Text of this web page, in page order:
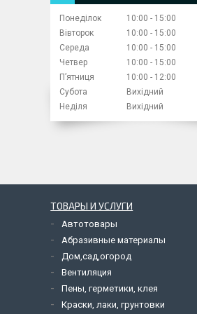
Понеділок 10:00
15:00
Вівторок
10:00
15:00
Середа
10:00
15:00
Четвер
10:00
15:00
Пʼятниця
10:00
12:00
Субота
Вихідний
Неділя
Вихідний
ТОВАРЫ И УСЛУГИ
Автотовары
Абразивные материалы
Дом,сад,огород
Вентиляция
Пены, герметики, клея
Краски, лаки, грунтовки